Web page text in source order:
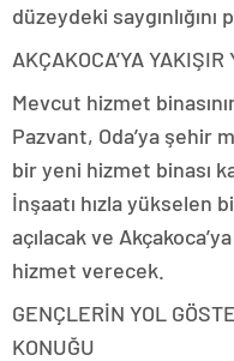
düzeydeki saygınlığını
AKÇAKOCA’YA
Mevcut hizmet
Pazvant, Oda’ya şehir
bir yeni hizmet binası
İnşaatı hızla yükselen
açılacak ve
hizmet verecek.
GENÇLERİN YOL
KONUĞU